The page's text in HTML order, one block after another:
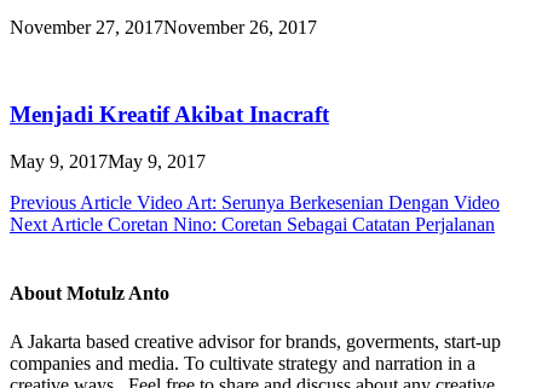
November 27, 2017November 26, 2017
Menjadi Kreatif Akibat Inacraft
May 9, 2017May 9, 2017
Post
navigation
Previous Article Video Art: Serunya Berkesenian Dengan Video
Next Article Coretan Nino: Coretan Sebagai Catatan Perjalanan
About Motulz Anto
A Jakarta based creative advisor for brands, goverments, start-up
companies and media. To cultivate strategy and narration in a